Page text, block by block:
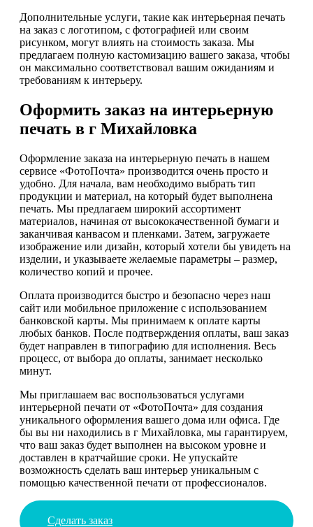
Дополнительные услуги, такие как интерьерная печать
на заказ с логотипом, с фотографией или своим
рисунком, могут влиять на стоимость заказа. Мы
предлагаем полную кастомизацию вашего заказа, чтобы
он максимально соответствовал вашим ожиданиям и
требованиям к интерьеру.
Оформить заказ на интерьерную
печать в г Михайловка
Оформление заказа на интерьерную печать в нашем
сервисе «ФотоПочта» производится очень просто и
удобно. Для начала, вам необходимо выбрать тип
продукции и материал, на который будет выполнена
печать. Мы предлагаем широкий ассортимент
материалов, начиная от высококачественной бумаги и
заканчивая канвасом и пленками. Затем, загружаете
изображение или дизайн, который хотели бы увидеть на
изделии, и указываете желаемые параметры – размер,
количество копий и прочее.
Оплата производится быстро и безопасно через наш
сайт или мобильное приложение с использованием
банковской карты. Мы принимаем к оплате карты
любых банков. После подтверждения оплаты, ваш заказ
будет направлен в типографию для исполнения. Весь
процесс, от выбора до оплаты, занимает несколько
минут.
Мы приглашаем вас воспользоваться услугами
интерьерной печати от «ФотоПочта» для создания
уникального оформления вашего дома или офиса. Где
бы вы ни находились в г Михайловка, мы гарантируем,
что ваш заказ будет выполнен на высоком уровне и
доставлен в кратчайшие сроки. Не упускайте
возможность сделать ваш интерьер уникальным с
помощью качественной печати от профессионалов.
Сделать заказ